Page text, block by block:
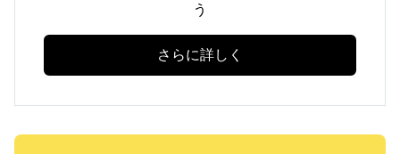
う
さらに詳しく